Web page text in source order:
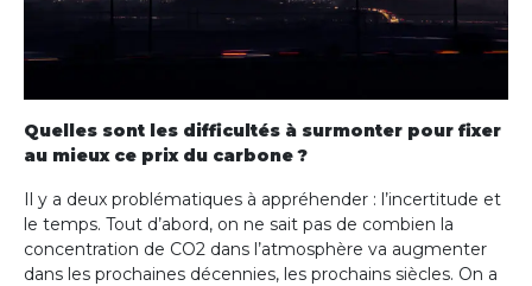
Quelles sont les difficultés à surmonter pour fixer
au mieux ce prix du carbone ?
Il y a deux problématiques à appréhender : l’incertitude et
le temps. Tout d’abord, on ne sait pas de combien la
concentration de CO2 dans l’atmosphère va augmenter
dans les prochaines décennies, les prochains siècles. On a